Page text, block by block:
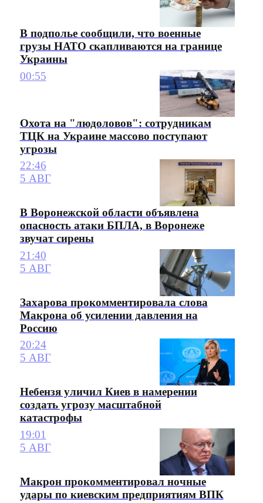
В подполье сообщили, что военные
грузы НАТО скапливаются на границе
Украины
00:55
Охота на "людоловов": сотрудникам
ТЦК на Украине массово поступают
угрозы
22:46
5 АВГ
В Воронежской области объявлена
опасность атаки БПЛА, в Воронеже
звучат сирены
21:40
5 АВГ
Захарова прокомментировала слова
Макрона об усилении давления на
Россию
20:24
5 АВГ
Небензя уличил Киев в намерении
создать угрозу масштабной
катастрофы
19:01
5 АВГ
Макрон прокомментировал ночные
удары по киевским предприятиям ВПК